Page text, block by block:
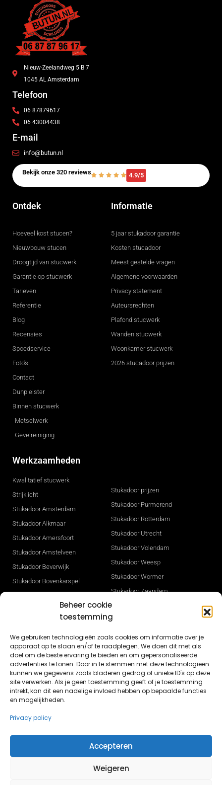
Beheer cookie
toestemming
We gebruiken technologieën zoals cookies om informatie over je
apparaat op te slaan en/of te raadplegen. We doen dit met als
doel om de beste ervaring te bieden en om gepersonaliseerde
advertenties te tonen. Door in te stemmen met deze technologieën
kunnen we gegevens zoals bladeren gedrag of unieke ID's op deze
site verwerken. Als je geen toestemming geeft of je toestemming
intrekt, kan dit een nadelige invloed hebben op bepaalde functies
en mogelijkheden.
Privacy policy
Accepteren
Weigeren
Nieuw-Zeelandweg 5 B 7
1045 AL Amsterdam
Telefoon
06 87879617
06 43004438
E-mail
info@butun.nl
Bekijk onze 320 reviews 4.9/5
Ontdek
Hoeveel kost stucen?
Nieuwbouw stucen
Droogtijd van stucwerk
Garantie op stucwerk
Tarieven
Referentie
Blog
Recensies
Spoedservice
Foto's
Contact
Dunpleister
Binnen stucwerk
Metselwerk
Gevelreiniging
Informatie
5 jaar stukadoor garantie
Kosten stucadoor
Meest gestelde vragen
Algemene voorwaarden
Privacy statement
Auteursrechten
Plafond stucwerk
Wanden stucwerk
Woonkamer stucwerk
2026 stucadoor prijzen
Werkzaamheden
Kwalitatief stucwerk
Strijklicht
Stukadoor Amsterdam
Stukadoor Alkmaar
Stukadoor Amersfoort
Stukadoor Amstelveen
Stukadoor Beverwijk
Stukadoor Bovenkarspel
Stukadoor Heerhugowaard
Stukadoor Hoorn
Stukadoor Ijmuiden
Stukadoor Leeuwarden
Stukadoor Lelystad
Stucwerk Lisse
Stukadoor prijzen
Stukadoor Purmerend
Stukadoor Rotterdam
Stukadoor Utrecht
Stukadoor Volendam
Stukadoor Weesp
Stukadoor Wormer
Stukadoor Zaandam
Stukadoor Zwaag
Gevelisolatie
Stukadoor Sneek
Stukadoor Opmeer
Nieuwbouw stucwerk in Dronten
Nieuwbouw stukadoor Lelystad
© Butun.nl 2026 - Alle rechten voorbehouden